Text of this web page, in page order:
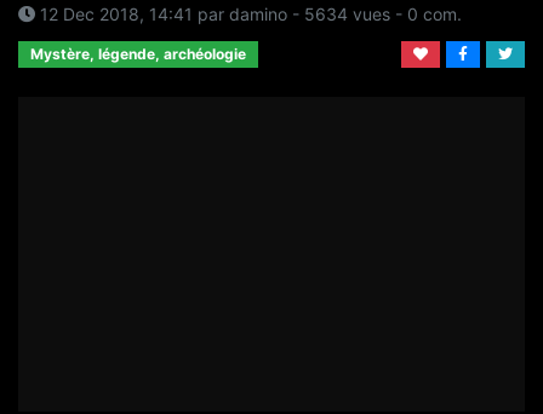
12 Dec 2018, 14:41 par damino - 5634 vues - 0 com.
Mystère, légende, archéologie